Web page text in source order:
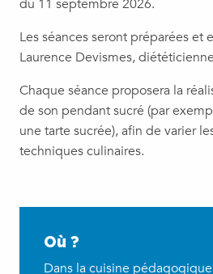
du 11 septembre 2026.
Les séances seront préparées et
Laurence Devismes,
Chaque séance proposera la
de son pendant sucré (par
une tarte sucrée), afin de varier
techniques culinaires.
Où ?
Dans la cuisine pédagogique